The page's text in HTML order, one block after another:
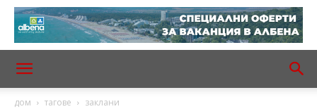
дом тагове заклани